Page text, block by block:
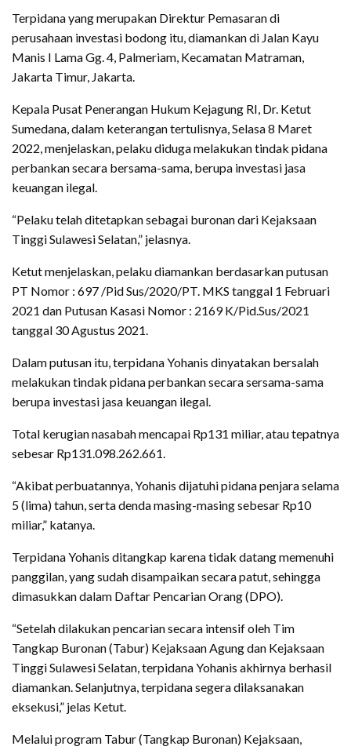
Terpidana yang merupakan Direktur Pemasaran di
perusahaan investasi bodong itu, diamankan di Jalan Kayu
Manis I Lama Gg. 4, Palmeriam, Kecamatan Matraman,
Jakarta Timur, Jakarta.
Kepala Pusat Penerangan Hukum Kejagung RI, Dr. Ketut
Sumedana, dalam keterangan tertulisnya, Selasa 8 Maret
2022, menjelaskan, pelaku diduga melakukan tindak pidana
perbankan secara bersama-sama, berupa investasi jasa
keuangan ilegal.
“Pelaku telah ditetapkan sebagai buronan dari Kejaksaan
Tinggi Sulawesi Selatan,” jelasnya.
Ketut menjelaskan, pelaku diamankan berdasarkan putusan
PT Nomor : 697 /Pid Sus/2020/PT. MKS tanggal 1 Februari
2021 dan Putusan Kasasi Nomor : 2169 K/Pid.Sus/2021
tanggal 30 Agustus 2021.
Dalam putusan itu, terpidana Yohanis dinyatakan bersalah
melakukan tindak pidana perbankan secara sersama-sama
berupa investasi jasa keuangan ilegal.
Total kerugian nasabah mencapai Rp131 miliar, atau tepatnya
sebesar Rp131.098.262.661.
“Akibat perbuatannya, Yohanis dijatuhi pidana penjara selama
5 (lima) tahun, serta denda masing-masing sebesar Rp10
miliar,” katanya.
Terpidana Yohanis ditangkap karena tidak datang memenuhi
panggilan, yang sudah disampaikan secara patut, sehingga
dimasukkan dalam Daftar Pencarian Orang (DPO).
“Setelah dilakukan pencarian secara intensif oleh Tim
Tangkap Buronan (Tabur) Kejaksaan Agung dan Kejaksaan
Tinggi Sulawesi Selatan, terpidana Yohanis akhirnya berhasil
diamankan. Selanjutnya, terpidana segera dilaksanakan
eksekusi,” jelas Ketut.
Melalui program Tabur (Tangkap Buronan) Kejaksaan,